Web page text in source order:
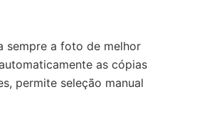
sempre a foto de melhor
as cópias
permite seleção manual